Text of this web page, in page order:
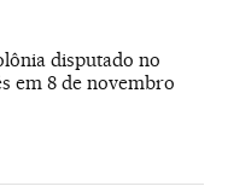
disputado no
em 8 de novembro